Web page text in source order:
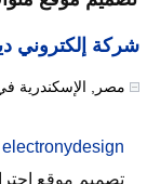
شركة إلكتروني
مصر الإسكندرية